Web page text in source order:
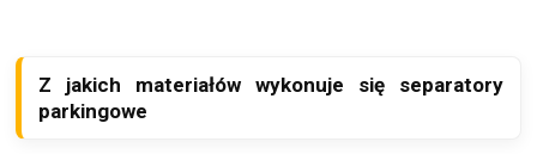
Z jakich materiałów wykonuje się separatory
parkingowe